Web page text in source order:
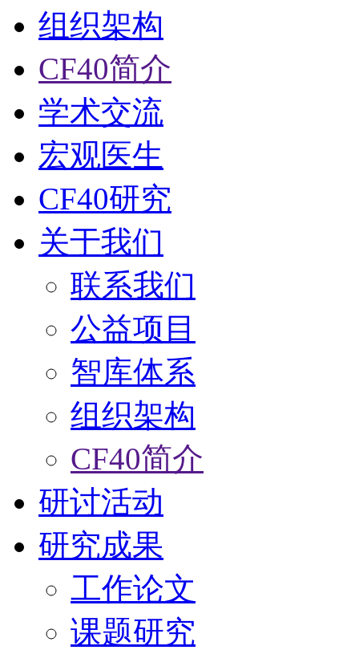
组织架构
CF40简介
学术交流
宏观医生
CF40研究
关于我们
联系我们
公益项目
智库体系
组织架构
CF40简介
研讨活动
研究成果
工作论文
课题研究